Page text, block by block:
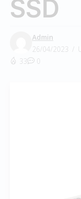
SSD
Admin
26/04/2023
33
0